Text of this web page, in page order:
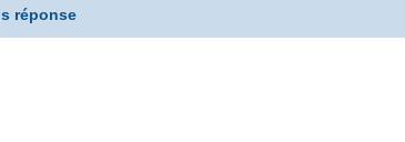
réponse